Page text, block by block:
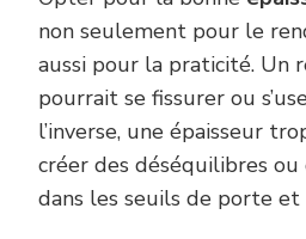
non seulement pour le
aussi pour la praticité. Un
pourrait se fissurer ou
l’inverse, une épaisseur
créer des déséquilibres ou
dans les seuils de porte et